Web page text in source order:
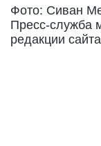
Фото: Сиван
Пресс-служба
редакции